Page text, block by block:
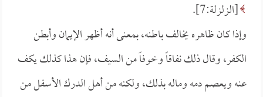
[الزلزلة:7].
وإذا كان ظاهره يخالف باطنه، بمعنى أنه أظهر الإيمان وأبطن
الكفر، وقال ذلك نفاقاً وخوفاً من السيف، فإن هذا كذلك يكف
عنه ويعصم دمه وماله بذلك، ولكنه من أهل الدرك الأسفل من